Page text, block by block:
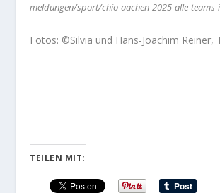
meldungen/sport/chio-aachen-2025-alle-
Fotos: ©Silvia und Hans-Joachim Reiner,
TEILEN MIT: